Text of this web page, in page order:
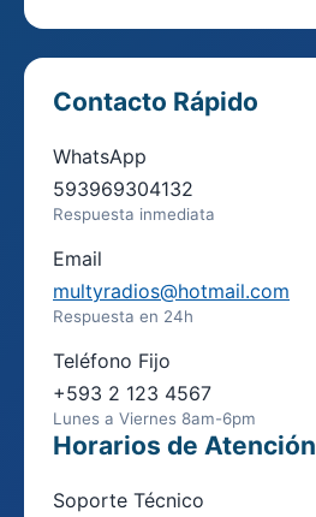
Contacto Rápido
WhatsApp
593969304132
Respuesta inmediata
Email
multyradios@hotmail.com
Respuesta en 24h
Teléfono Fijo
+593 2 123 4567
Lunes a Viernes 8am-6pm
Horarios de Atención
Soporte Técnico